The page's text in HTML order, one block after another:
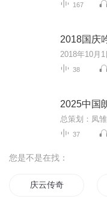
167
2018国庆
38
2025中国
37
您是不是在找：
庆云传奇